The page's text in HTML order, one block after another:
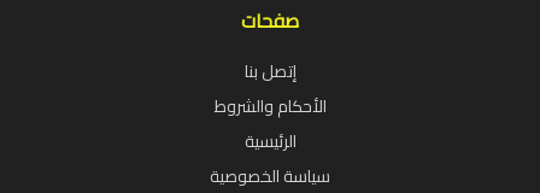
صفحات
إتصل بنا
الأحكام والشروط
الرئيسية
سياسة الخصوصية